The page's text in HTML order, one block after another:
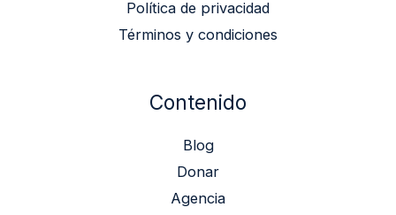
Política de privacidad
Términos y condiciones
Contenido
Blog
Donar
Agencia